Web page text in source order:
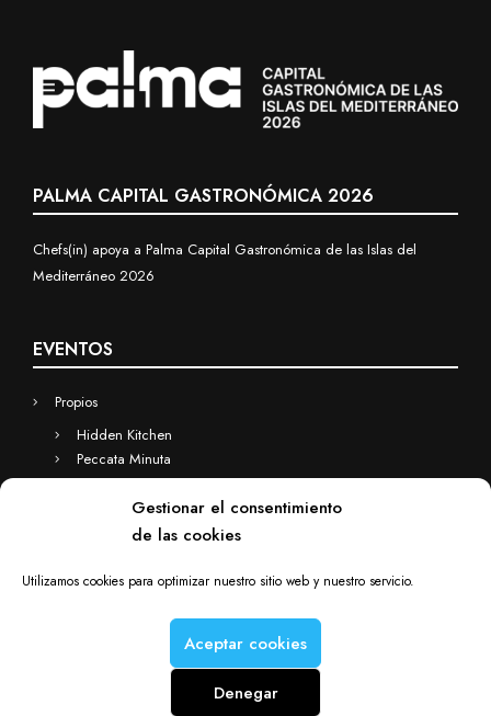
Gestionar el consentimiento
de las cookies
Utilizamos cookies para optimizar nuestro sitio web y nuestro servicio.
Aceptar cookies
Denegar
PALMA CAPITAL GASTRONÓMICA 2026
Chefs(in) apoya a Palma Capital Gastronómica de las Islas del
Mediterráneo 2026
EVENTOS
Propios
Hidden Kitchen
Peccata Minuta
Eventos a medida
Hidden Kitchen Business
Chefs(in) is a Deacorde brand © Copyright 2012-2025. All rights